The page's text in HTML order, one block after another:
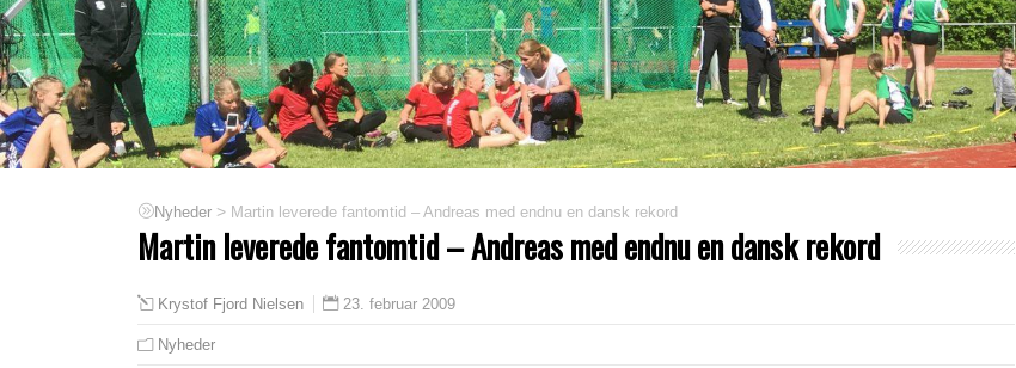
Nyheder > Martin leverede fantomtid – Andreas med endnu en dansk rekord
Martin leverede fantomtid – Andreas med endnu en dansk rekord
Krystof Fjord Nielsen 23. februar 2009
Nyheder